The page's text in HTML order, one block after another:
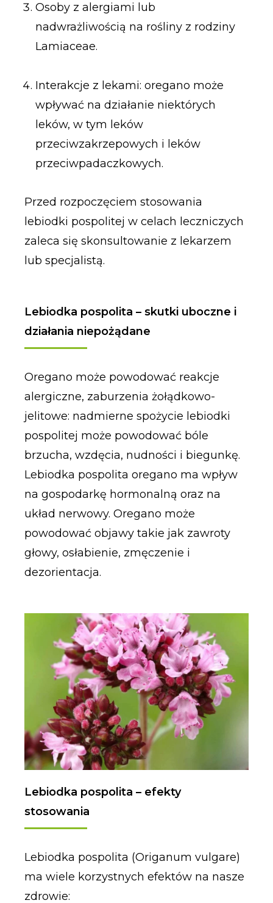
Osoby z alergiami lub
nadwrażliwością na rośliny z rodziny
Lamiaceae.
Interakcje z lekami: oregano może
wpływać na działanie niektórych
leków, w tym leków
przeciwzakrzepowych i leków
przeciwpadaczkowych.
Przed rozpoczęciem stosowania
lebiodki pospolitej w celach leczniczych
zaleca się skonsultowanie z lekarzem
lub specjalistą.
Lebiodka pospolita – skutki uboczne i
działania niepożądane
Oregano może powodować reakcje
alergiczne, zaburzenia żołądkowo-
jelitowe: nadmierne spożycie lebiodki
pospolitej może powodować bóle
brzucha, wzdęcia, nudności i biegunkę.
Lebiodka pospolita oregano ma wpływ
na gospodarkę hormonalną oraz na
układ nerwowy. Oregano może
powodować objawy takie jak zawroty
głowy, osłabienie, zmęczenie i
dezorientacja.
Lebiodka pospolita – efekty
stosowania
Lebiodka pospolita (Origanum vulgare)
ma wiele korzystnych efektów na nasze
zdrowie: